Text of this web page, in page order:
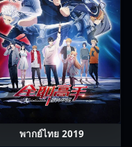
พากย์ไทย 2019